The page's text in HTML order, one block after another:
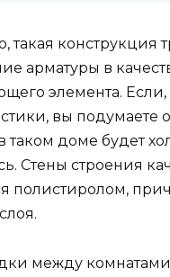
такая конструкция
арматуры в
элемента. Если,
вы подумаете
таком доме будет
Стены строения
полистиролом,
между